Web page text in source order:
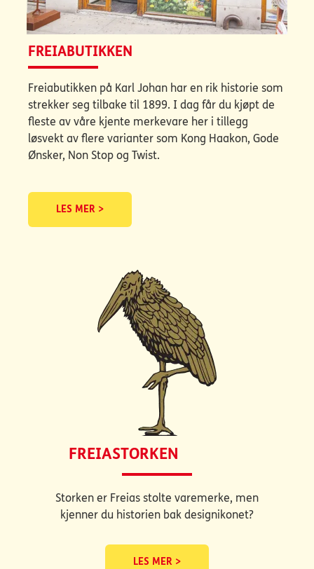
FREIABUTIKKEN
Freiabutikken på Karl Johan har en rik historie som
strekker seg tilbake til 1899. I dag får du kjøpt de
fleste av våre kjente merkevare her i tillegg
løsvekt av flere varianter som Kong Haakon, Gode
Ønsker, Non Stop og Twist.
LES MER >
FREIASTORKEN
Storken er Freias stolte varemerke, men
kjenner du historien bak designikonet?
LES MER >